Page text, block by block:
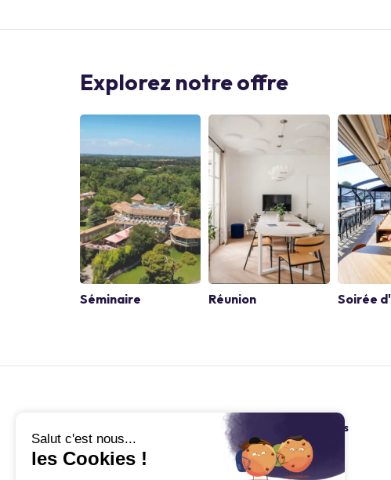
Explorez notre offre
Séminaire Réunion Soirée
À propos
Carrières
Retrouvez nous
Blog
Facebook